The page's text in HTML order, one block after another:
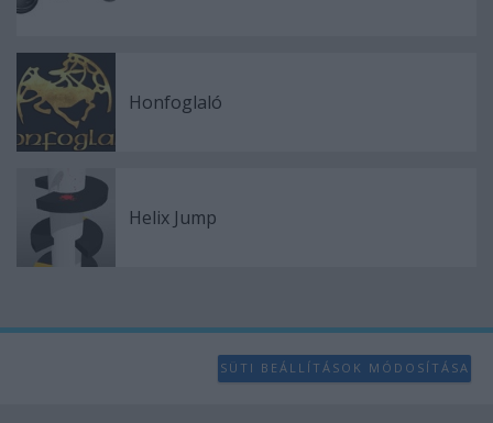
Honfoglaló
Helix Jump
SÜTI BEÁLLÍTÁSOK MÓDOSÍTÁSA